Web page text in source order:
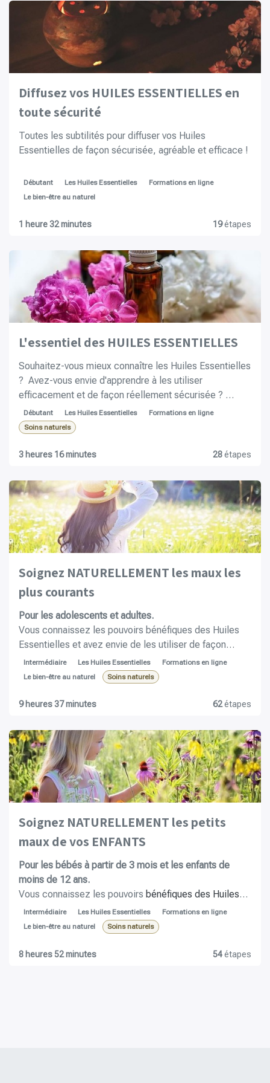
Diffusez vos HUILES ESSENTIELLES en
toute sécurité
Toutes les subtilités pour diffuser vos Huiles
Essentielles de façon sécurisée, agréable et efficace !
Débutant Les Huiles Essentielles
Formations en ligne
Le bien-être au naturel
1 heure 32 minutes 19étapes
L'essentiel des HUILES ESSENTIELLES
Souhaitez-vous mieux connaître les Huiles Essentielles
? Avez-vous envie d'apprendre à les utiliser
efficacement et de façon réellement sécurisée ?
Désirez-vous avoir chez vous une dizaine d'Huiles
Essentielles polyvalentes directement utilisables ?
soulager des maux courants ?
Débutant Les Huiles Essentielles
Formations en ligne
Soins naturels
3 heures 16 minutes 28étapes
Soignez NATURELLEMENT les maux les
plus courants
Pour les adolescen​ts et adultes.
Vous connaissez les pouvoirs bénéfiques des Huiles
Essentielles et avez envie de les utiliser de façon
sécurisée ? Vous souhaitez différents conseils pour
rester en bonne santé et en meilleure forme
remèdes naturels pour aider à la guérison d’infections
plus naturellement contre certains troubles
circulatoires, inflammatoires ou encore
dermatologiques ? Vous désirez avoir des solutions
naturelles en cas de migraine, d’asthme, de fièvre, … ?
Intermédiaire Les Huiles Essentielles
Formations en ligne
Le bien-être au naturel
Soins naturels
9 heures 37 minutes 62étapes
Soignez NATURELLEMENT les petits
maux de vos ENFANTS
Pou​r les bébés à partir de 3 mois et les enfants de
moins de 12 ans.
Vous connaissez les pouvoirs bénéfiques des Huiles
Essentielles et vous avez envie de les utiliser avec
votre enfant de façon sécurisée ? Vous souhaitez
développe au mieux ? Vous désirez avoir des astuces
Intermédiaire Les Huiles Essentielles
Formations en ligne
Le bien-être au naturel
Soins naturels
8 heures 52 minutes 54étapes